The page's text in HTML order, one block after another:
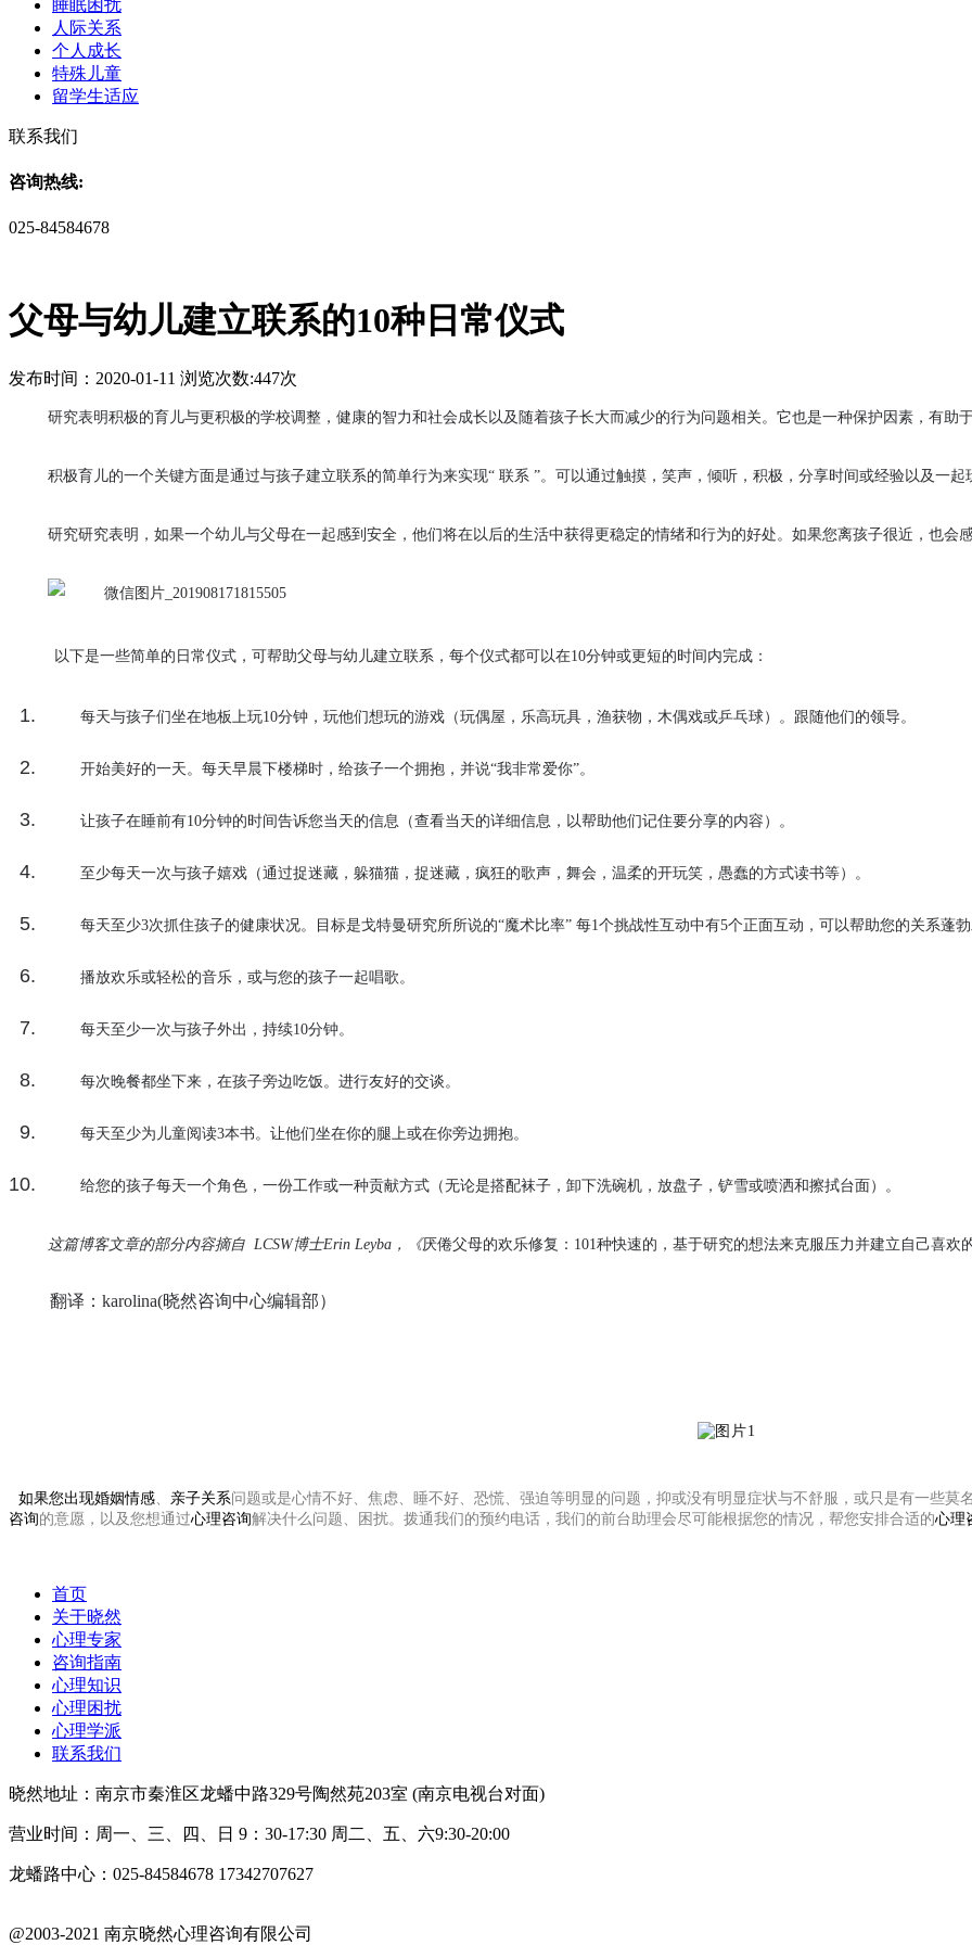
睡眠困扰
人际关系
个人成长
特殊儿童
留学生适应
联系我们
咨询热线:
025-84584678
父母与幼儿建立联系的10种日常仪式
发布时间：2020-01-11 浏览次数:447次
研究表明积极的育儿与更积极的学校调整，健康的智力和社会成长以及随着孩子长大而减少的行为问题相关。它也是一种保护因素，有助
积极育儿的一个关键方面是通过与孩子建立联系的简单行为来实现“ 联系 ”。可以通过触摸， 笑声 ，倾听，积极，分享时间或经验以及一起
研究研究表明，如果一个幼儿与父母在一起感到安全，他们将在以后的生活中获得更稳定的情绪和行为的好处。如果您离孩子很近，也会感
以下是一些简单的日常仪式，可帮助父母与幼儿建立联系，每个仪式都可以在10分钟或更短的时间内完成：
每天与孩子们坐在地板上玩10分钟，玩他们想玩的游戏（玩偶屋，乐高玩具，渔获物，木偶戏或乒乓球）。跟随他们的领导。
开始美好的一天。每天早晨下楼梯时，给孩子一个拥抱，并说“我非常爱你”。
让孩子在睡前有10分钟的时间告诉您当天的信息（查看当天的详细信息，以帮助他们记住要分享的内容）。
至少每天一次与孩子嬉戏（通过捉迷藏，躲猫猫，捉迷藏，疯狂的歌声，舞会，温柔的开玩笑，愚蠢的方式读书等）。
每天至少3次抓住孩子的健康状况。目标是戈特曼研究所所说的“魔术比率” 每1个挑战性互动中有5个正面互动，可以帮助您的关系蓬勃
播放欢乐或轻松的音乐，或与您的孩子一起唱歌。
每天至少一次与孩子外出，持续10分钟。
每次晚餐都坐下来，在孩子旁边吃饭。进行友好的交谈。
每天至少为儿童阅读3本书。让他们坐在你的腿上或在你旁边拥抱。
给您的孩子每天一个角色，一份工作或一种贡献方式（无论是搭配袜子，卸下洗碗机，放盘子，铲雪或喷洒和擦拭台面）。
这篇博客文章的部分内容摘自 LCSW博士Erin Leyba，《厌倦父母的欢乐修复：101种快速的，基于研究的想法来克服压力并建立自己喜欢
翻译：karolina(晓然咨询中心编辑部）
如果您出现婚姻情感、 亲子关系问题或是心情不好、焦虑、睡不好、恐慌、强迫等明显的问题，抑或没有明显症状与不舒服，或只是有一些
咨询的意愿，以及您想通过心理咨询解决什么问题、困扰。拨通我们的预约电话，我们的前台助理会尽可能根据您的情况，帮您安排合适的心理
首页
关于晓然
心理专家
咨询指南
心理知识
心理困扰
心理学派
联系我们
晓然地址：南京市秦淮区龙蟠中路329号陶然苑203室 (南京电视台对面)
营业时间：周一、三、四、日 9：30-17:30 周二、五、六9:30-20:00
龙蟠路中心：025-84584678 17342707627
@2003-2021 南京晓然心理咨询有限公司